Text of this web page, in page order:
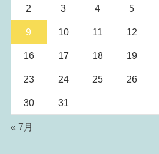
2 3 4 5
9 10 11 12
16 17 18 19
23 24 25 26
30 31
« 7月